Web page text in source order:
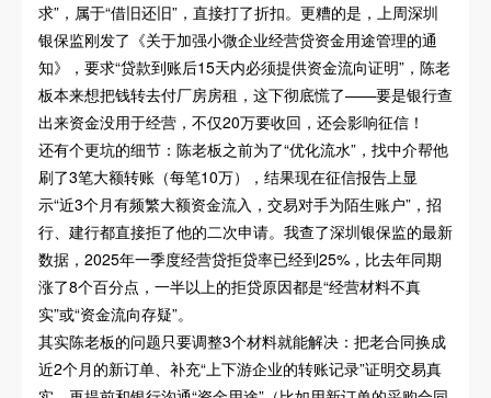
求”，属于“借旧还旧”，直接打了折扣。更糟的是，上周深圳
银保监刚发了《关于加强小微企业经营贷资金用途管理的通
知》，要求“贷款到账后15天内必须提供资金流向证明”，陈老
板本来想把钱转去付厂房房租，这下彻底慌了——要是银行查
出来资金没用于经营，不仅20万要收回，还会影响征信！
还有个更坑的细节：陈老板之前为了“优化流水”，找中介帮他
刷了3笔大额转账（每笔10万），结果现在征信报告上显
示“近3个月有频繁大额资金流入，交易对手为陌生账户”，招
行、建行都直接拒了他的二次申请。我查了深圳银保监的最新
数据，2025年一季度经营贷拒贷率已经到25%，比去年同期
涨了8个百分点，一半以上的拒贷原因都是“经营材料不真
实”或“资金流向存疑”。
其实陈老板的问题只要调整3个材料就能解决：把老合同换成
近2个月的新订单、补充“上下游企业的转账记录”证明交易真